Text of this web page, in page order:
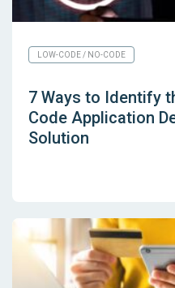
LOW-CODE / NO-CODE
7 Ways to Identify
Code Application
Solution